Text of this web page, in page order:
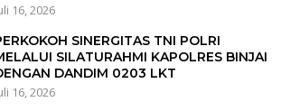
16, 2026
SINERGITAS TNI POLRI
SILATURAHMI KAPOLRES BINJAI
DANDIM 0203 LKT
16, 2026